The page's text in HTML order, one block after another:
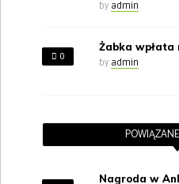
by admin
0
Żabka wpłata
by admin
Nagroda w